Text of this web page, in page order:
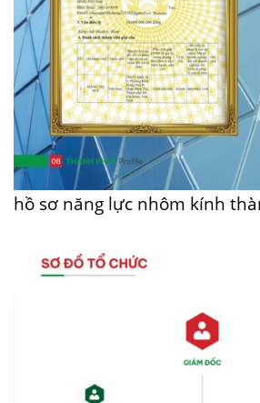
hồ sơ năng lực nhôm kính